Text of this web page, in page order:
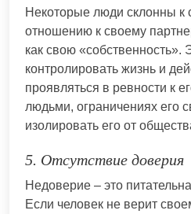
Некоторые люди склонны к
отношению к своему
как свою
контролировать жизнь и
проявляться в ревности к
людьми, ограничениях его
изолировать его от
5. Отсутствие доверия
Недоверие – это
Если человек не верит